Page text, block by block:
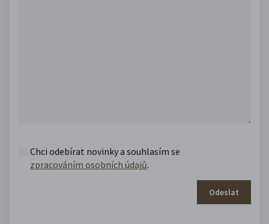
Chci odebírat novinky a souhlasím se
zpracováním osobních údajů.
Odeslat